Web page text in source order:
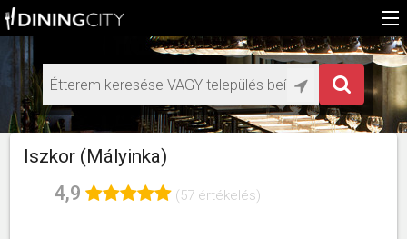
Főoldal
Médiaajánlat éttermeknek
HU
Iszkor (Mályinka)
4,9 (57 értékelés)